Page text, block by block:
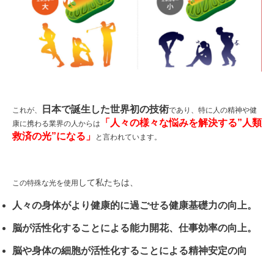
これが、 日本で誕生した世界初の技術であり、特に人の精神や健
康に携わる業界の人からは
「人々の様々な悩みを解決する”人類
救済の光”になる」
と言われています。
この特殊な光を使用 して私たちは、
人々の身体がより健康的に過ごせる健康基礎力の向上。
脳が活性化することによる能力開花、仕事効率の向上。
脳や身体の細胞が活性化することによる精神安定の向